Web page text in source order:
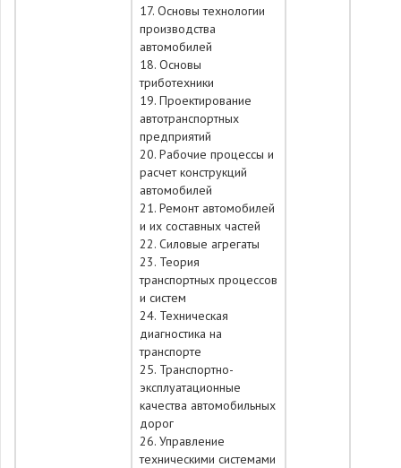
17. Основы технологии
производства
автомобилей
18. Основы
триботехники
19. Проектирование
автотранспортных
предприятий
20. Рабочие процессы и
расчет конструкций
автомобилей
21. Ремонт автомобилей
и их составных частей
22. Силовые агрегаты
23. Теория
транспортных процессов
и систем
24. Техническая
диагностика на
транспорте
25. Транспортно-
эксплуатационные
качества автомобильных
дорог
26. Управление
техническими системами